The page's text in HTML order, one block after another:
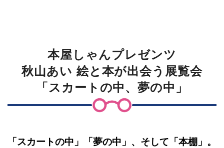
本屋しゃんプレゼンツ
秋山あい 絵と本が出会う展覧会
「スカートの中、夢の中」
「スカートの中」「夢の中」、そして「本棚」。